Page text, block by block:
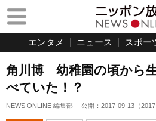
エンタメ ニュース スポー
角川博 幼稚園の頃から
べていた！？
NEWS ONLINE 編集部 公開： 2017-09-13 （